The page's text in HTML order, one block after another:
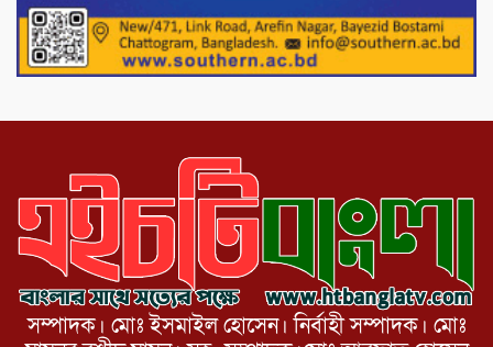
পাটগ্রামের দহগ্রাম ইউনিয়নের প্রধান সড়ক
ভেঙ্গে যোগাযোগ বিছিন্ন
সম্পাদক। মোঃ ইসমাইল হোসেন। নির্বাহী সম্পাদক। মোঃ